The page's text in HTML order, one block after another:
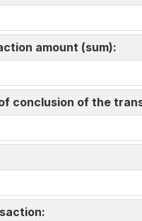
amount (sum):
conclusion of the